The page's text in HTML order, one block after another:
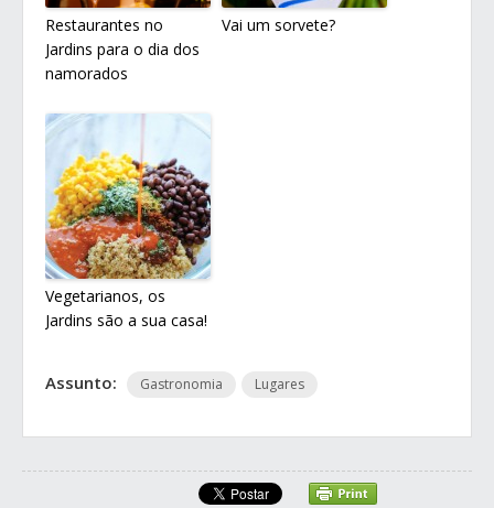
Restaurantes no
Jardins para o dia dos
namorados
Vai um sorvete?
Vegetarianos, os
Jardins são a sua casa!
Assunto: Gastronomia Lugares